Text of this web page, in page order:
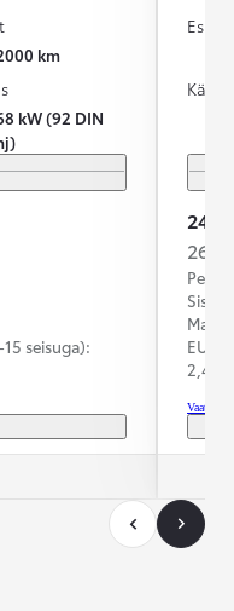
km
kW (92 DIN
seisuga):
24
264
2,41%
Vaata